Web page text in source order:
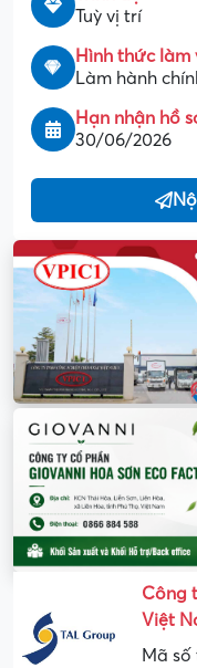
Tuỳ vị trí
Hình thức làm
Làm hành
Hạn nhận hồ
30/06/2026
Công
Việt
Mã số